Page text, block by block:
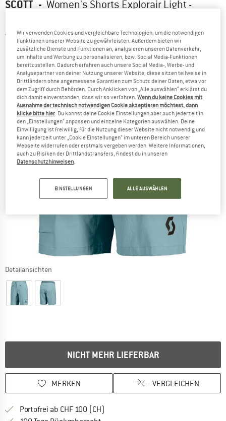
SCOTT - Women's Shorts Explorair Light -
5,0(2)
Detailansichten
NICHT MEHR LIEFERBAR
MERKEN VERGLEICHEN
Portofrei ab CHF 100 (CH)
Wir verwenden Cookies und vergleichbare Technologien, um die notwendigen
Funktionen unserer Website zu gewährleisten. Außerdem bieten wir
zusätzliche Dienste und Funktionen an, analysieren unseren Datenverkehr,
um Inhalte und Werbung zu personalisieren, bzw. Social Media-Funktionen
bereitzustellen. Dadurch erfahren auch unsere Social Media-, Werbe- und
Analysepartner von deiner Nutzung unserer Website; diese sitzen teilweise in
Drittländern ohne angemessene Garantien zum Schutz deiner Daten, etwa vor
dem Zugriff durch Behörden. Durch Anklicken von „Alle auswählen“ erklärst du
dich damit einverstanden, dass wir so verfahren.Wenn du keine Cookies mit
Ausnahme der technisch notwendigen Cookie akzeptieren möchtest, dann
klicke bitte hier . Du kannst deine Cookie Einstellungen aber auch jederzeit in
den „Einstellungen“ anpassen und einzelne Kategorien auswählen. Deine
Einwilligung ist freiwillig, für die Nutzung dieser Website nicht notwendig und
kann jederzeit unter „Cookie Einstellungen“ im unteren Bereich unserer
Webseite widerrufen oder erstmals vergeben werden. Weitere Informationen,
auch zu Risiken der Drittlandstransfers, findest du in unseren
Datenschutzhinweisen
EINSTELLUNGEN ALLE AUSWÄHLEN